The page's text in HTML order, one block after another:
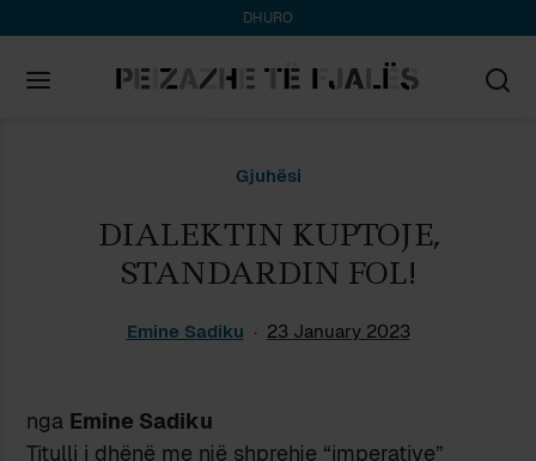
DHURO
Gjuhësi
DIALEKTIN KUPTOJE,
STANDARDIN FOL!
Emine Sadiku 23 January 2023
nga Emine Sadiku
Titulli i dhënë me një shprehje “imperative”